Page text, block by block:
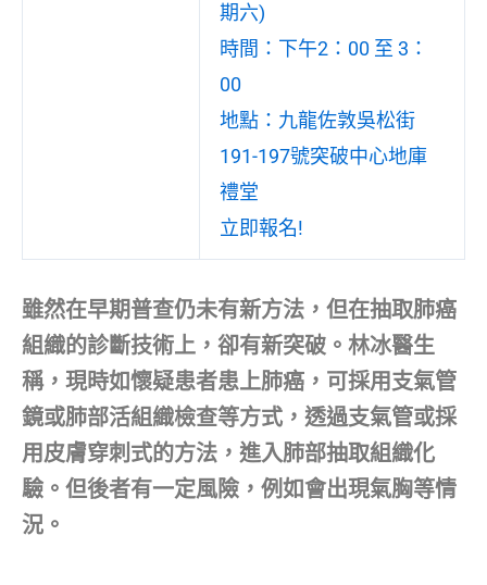
期六)
時間：下午2：00 至 3：
00
地點：九龍佐敦吳松街
191-197號突破中心地庫
禮堂
立即報名!
雖然在早期普查仍未有新方法，但在抽取肺癌
組織的診斷技術上，卻有新突破。林冰醫生
稱，現時如懷疑患者患上肺癌，可採用支氣管
鏡或肺部活組織檢查等方式，透過支氣管或採
用皮膚穿刺式的方法，進入肺部抽取組織化
驗。但後者有一定風險，例如會出現氣胸等情
況。